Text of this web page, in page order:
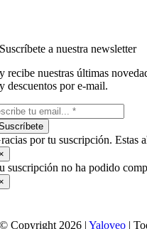
Suscríbete a nuestra newsletter
y recibe nuestras últimas
y descuentos por e-mail.
por tu suscripción. Estas
suscripción no ha podido
© Copyright 2026 |Yaloveo |